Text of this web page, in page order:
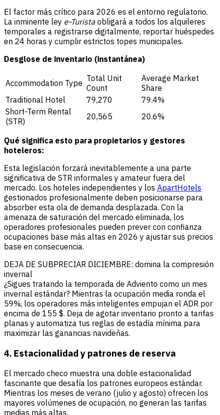
El factor más crítico para 2026 es el entorno regulatorio.
La inminente ley e-Turista obligará a todos los alquileres
temporales a registrarse digitalmente, reportar huéspedes
en 24 horas y cumplir estrictos topes municipales.
Desglose de inventario (instantánea)
Accommodation Type Total Unit
Count
Average Market
Share
Traditional Hotel
79,270
79.4%
Short-Term Rental
(STR)
20,565 20.6%
Qué significa esto para propietarios y gestores
hoteleros:
Esta legislación forzará inevitablemente a una parte
significativa de STR informales y amateur fuera del
mercado. Los hoteles independientes y los ApartHotels
gestionados profesionalmente deben posicionarse para
absorber esta ola de demanda desplazada. Con la
amenaza de saturación del mercado eliminada, los
operadores profesionales pueden prever con confianza
ocupaciones base más altas en 2026 y ajustar sus precios
base en consecuencia.
DEJA DE SUBPRECIAR DICIEMBRE: domina la compresión
invernal
¿Sigues tratando la temporada de Adviento como un mes
invernal estándar? Mientras la ocupación media ronda el
59%, los operadores más inteligentes empujan el ADR por
encima de 155 $. Deja de agotar inventario pronto a tarifas
planas y automatiza tus reglas de estadía mínima para
maximizar las ganancias navideñas.
4. Estacionalidad y patrones de reserva
El mercado checo muestra una doble estacionalidad
fascinante que desafía los patrones europeos estándar.
Mientras los meses de verano (julio y agosto) ofrecen los
mayores volúmenes de ocupación, no generan las tarifas
medias más altas.